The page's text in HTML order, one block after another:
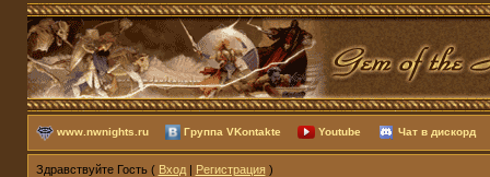
www.nwnights.ru Группа VKontakte Youtube Чат в дискорд
Здравствуйте Гость ( Вход| Регистрация)